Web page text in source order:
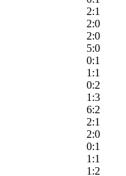
2:1
2:0
2:0
5:0
0:1
1:1
0:2
1:3
6:2
2:1
2:0
0:1
1:1
1:2